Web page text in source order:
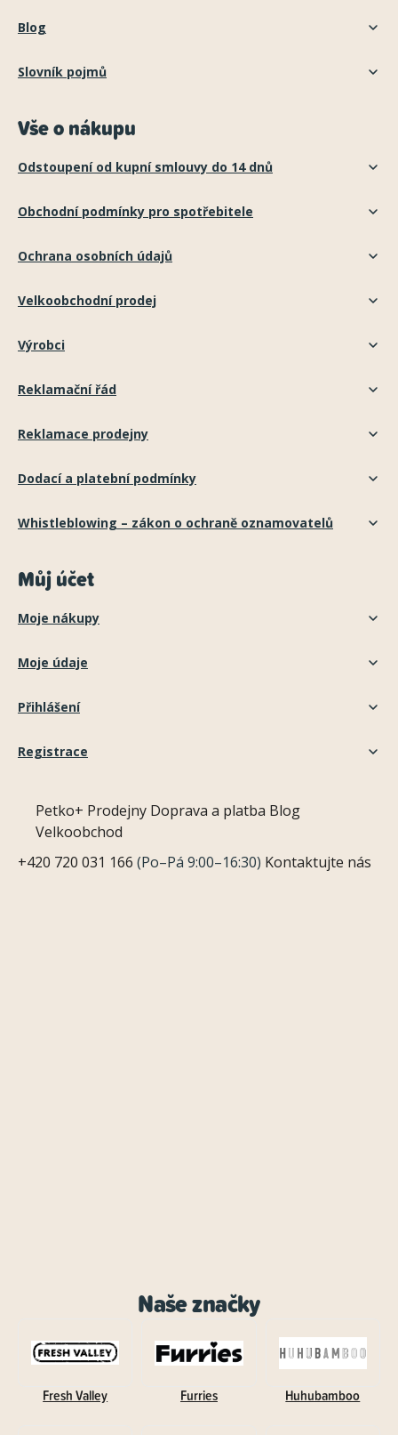
Blog
Slovník pojmů
Vše o nákupu
Odstoupení od kupní smlouvy do 14 dnů
Obchodní podmínky pro spotřebitele
Ochrana osobních údajů
Velkoobchodní prodej
Výrobci
Reklamační řád
Reklamace prodejny
Dodací a platební podmínky
Whistleblowing – zákon o ochraně oznamovatelů
Můj účet
Moje nákupy
Moje údaje
Přihlášení
Registrace
Petko+ Prodejny Doprava a platba Blog
Velkoobchod
+420 720 031 166 (Po–Pá 9:00–16:30) Kontaktujte nás
Naše značky
Fresh Valley Furries Huhubamboo